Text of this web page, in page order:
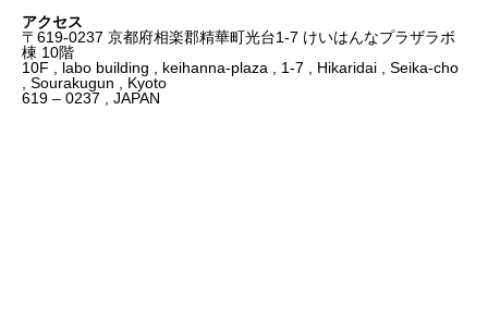
アクセス
〒619-0237 京都府相楽郡精華町光台1-7 けいはんなプラザラボ
棟 10階
10F , labo building , keihanna-plaza , 1-7 , Hikaridai , Seika-cho
, Sourakugun , Kyoto
619 – 0237 , JAPAN